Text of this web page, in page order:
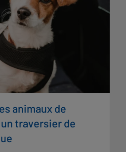
animaux de
traversier de